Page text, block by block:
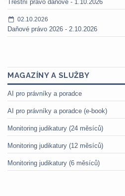
Trestní právo daňové - 1.10.2026
02.10.2026
Daňové právo 2026 - 2.10.2026
MAGAZÍNY A SLUŽBY
AI pro právníky a poradce
AI pro právníky a poradce (e-book)
Monitoring judikatury (24 měsíců)
Monitoring judikatury (12 měsíců)
Monitoring judikatury (6 měsíců)